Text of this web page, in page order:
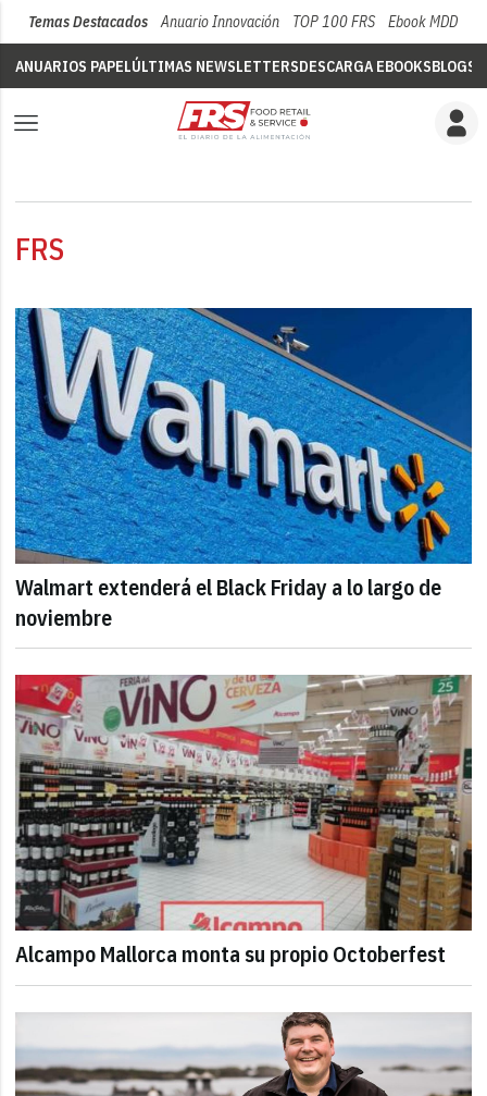
Temas Destacados Anuario Innovación TOP 100 FRS Ebook MDD
ANUARIOS PAPELÚLTIMAS NEWSLETTERSDESCARGA EBOOKSBLOGS
FRS
Walmart extenderá el Black Friday a lo largo de
noviembre
Alcampo Mallorca monta su propio Octoberfest